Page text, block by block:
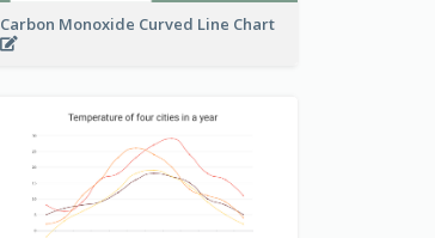
Carbon Monoxide Curved Line Chart